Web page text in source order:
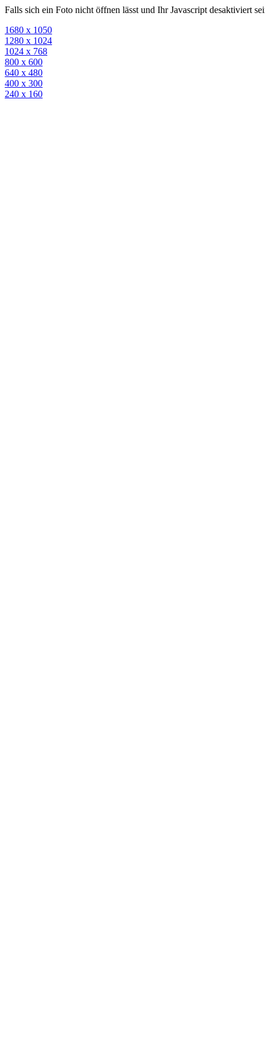
Falls sich ein Foto nicht öffnen lässt und Ihr Javascript desaktiviert
1680 x 1050
1280 x 1024
1024 x 768
800 x 600
640 x 480
400 x 300
240 x 160